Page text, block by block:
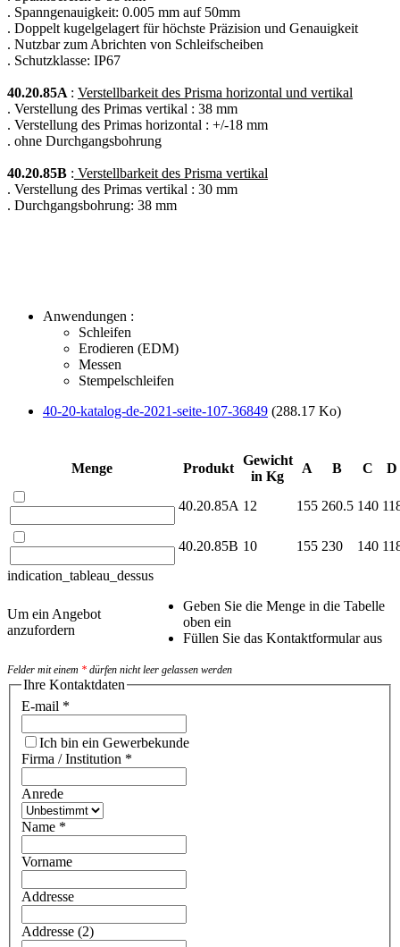
. Spanngenauigkeit: 0.005 mm auf 50mm
. Doppelt kugelgelagert für höchste Präzision und Genauigkeit
. Nutzbar zum Abrichten von Schleifscheiben
. Schutzklasse: IP67
40.20.85A : Verstellbarkeit des Prisma horizontal und vertikal
. Verstellung des Primas vertikal : 38 mm
. Verstellung des Primas horizontal : +/-18 mm
. ohne Durchgangsbohrung
40.20.85B : Verstellbarkeit des Prisma vertikal
. Verstellung des Primas vertikal : 30 mm
. Durchgangsbohrung: 38 mm
Anwendungen :
Schleifen
Erodieren (EDM)
Messen
Stempelschleifen
40-20-katalog-de-2021-seite-107-36849 (288.17 Ko)
Menge Produkt
Gewicht
in Kg
A B C D
40.20.85A 12 155 260.5 140
40.20.85B 10 155 230 140
indication_tableau_dessus
Um ein Angebot
anzufordern
Geben Sie die Menge in die Tabelle
oben ein
Füllen Sie das Kontaktformular aus
Felder mit einem * dürfen nicht leer gelassen werden
Ihre Kontaktdaten
E-mail *
Ich bin ein Gewerbekunde
Firma / Institution *
Anrede
Name *
Vorname
Addresse
Addresse (2)